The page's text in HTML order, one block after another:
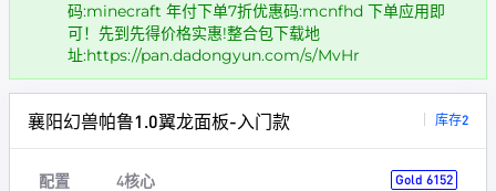
码:minecraft 年付下单7折优惠码:mcnfhd 下单应用即
可！先到先得价格实惠!整合包下载地
址:https://pan.dadongyun.com/s/MvHr
襄阳幻兽帕鲁1.0翼龙面板-入门款 库存2
配置 4核心 Gold 6152